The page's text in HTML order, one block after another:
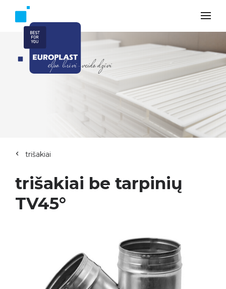
trišakiai
trišakiai be tarpinių
TV45°